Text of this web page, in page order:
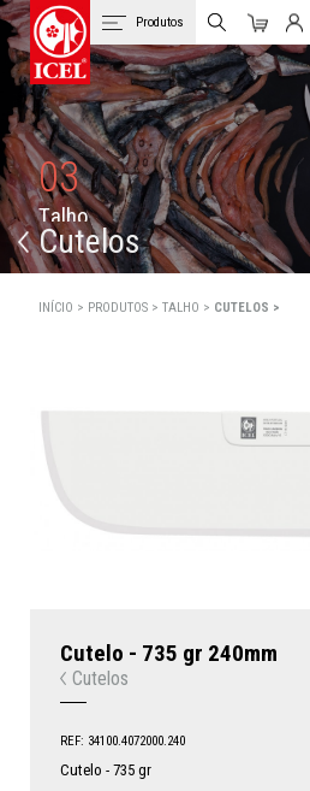
Produtos
Carrinho
Login de Clientes
03
Talho
Cutelos
INÍCIO > PRODUTOS >TALHO > CUTELOS >
Cutelo - 735 gr 240mm
Cutelos
REF: 34100.4072000.240
Cutelo - 735 gr